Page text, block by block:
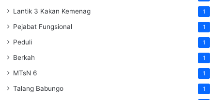
Lantik 3 Kakan Kemenag 1
Pejabat Fungsional 1
Peduli 1
Berkah 1
MTsN 6 1
Talang Babungo 1